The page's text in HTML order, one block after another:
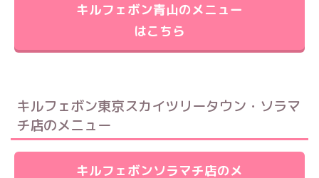
キルフェボン青山のメニュー
はこちら
キルフェボン東京スカイツリータウン・ソラマ
チ店のメニュー
キルフェボンソラマチ店のメ